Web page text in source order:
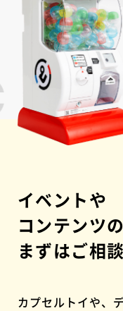
イベントや
コンテンツ
まずはご相
カプセルトイや、